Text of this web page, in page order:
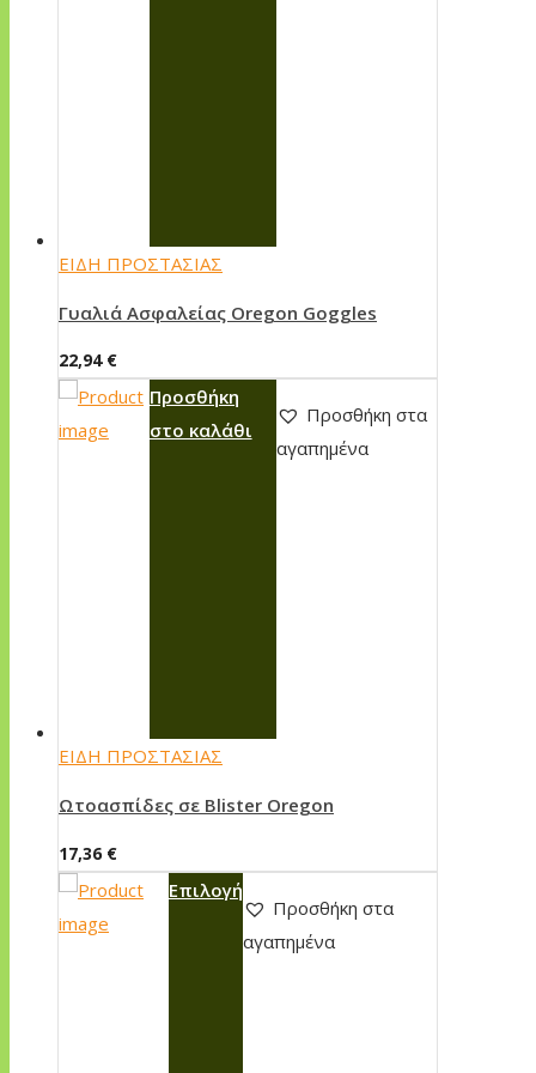
ΕΙΔΗ ΠΡΟΣΤΑΣΙΑΣ
Γυαλιά Ασφαλείας Oregon Goggles
22,94 €
Προσθήκη
στο καλάθι
Προσθήκη στα
αγαπημένα
ΕΙΔΗ ΠΡΟΣΤΑΣΙΑΣ
Ωτοασπίδες σε Blister Oregon
17,36 €
Επιλογή
Αυτό
το
Προσθήκη στα
αγαπημένα